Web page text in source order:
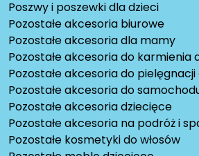
Poszwy i poszewki dla dzieci
Pozostałe akcesoria biurowe
Pozostałe akcesoria dla mamy
Pozostałe akcesoria do karmienia
Pozostałe akcesoria do pielęgnacji
Pozostałe akcesoria do
Pozostałe akcesoria dziecięce
Pozostałe akcesoria na podróż i
Pozostałe kosmetyki do włosów